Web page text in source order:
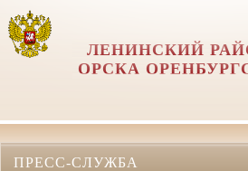
ЛЕНИНСКИЙ
ОРСКА
ПРЕСС-СЛУЖБА